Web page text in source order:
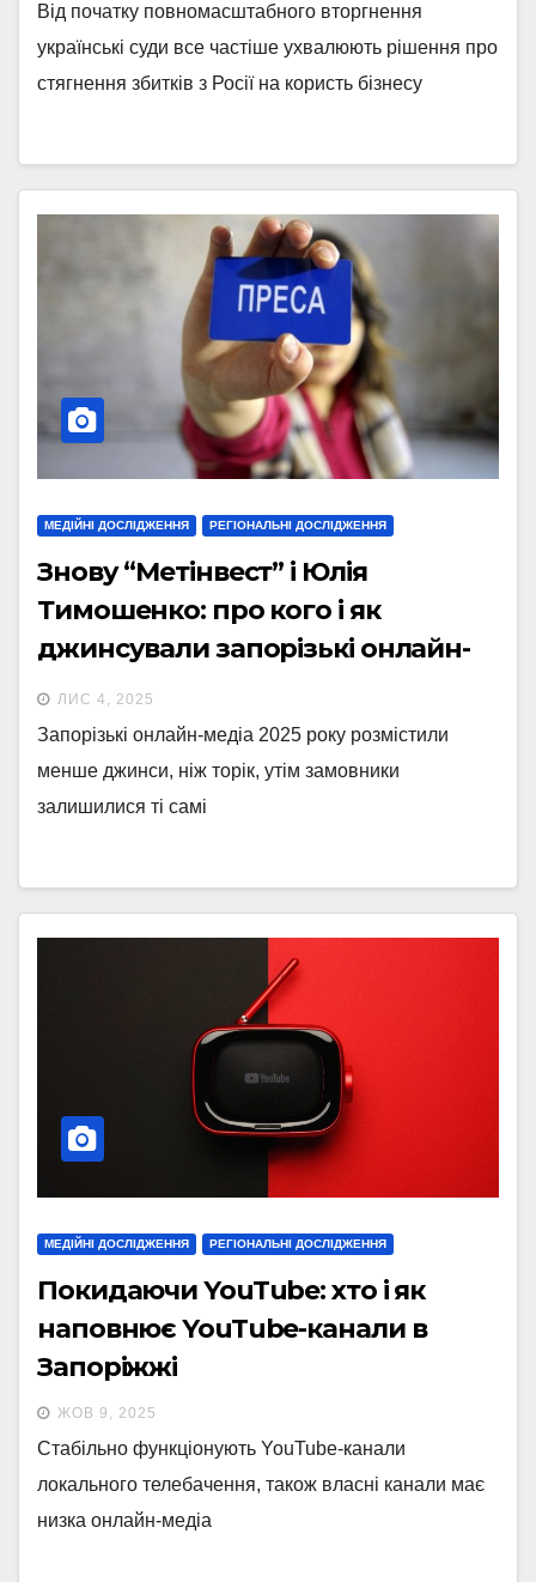
Від початку повномасштабного вторгнення
українські суди все частіше ухвалюють рішення про
стягнення збитків з Росії на користь бізнесу
МЕДІЙНІ ДОСЛІДЖЕННЯ РЕГІОНАЛЬНІ ДОСЛІДЖЕННЯ
Знову “Метінвест” і Юлія
Тимошенко: про кого і як
джинсували запорізькі онлайн-
медіа
ЛИС 4, 2025
Запорізькі онлайн-медіа 2025 року розмістили
менше джинси, ніж торік, утім замовники
залишилися ті самі
МЕДІЙНІ ДОСЛІДЖЕННЯ РЕГІОНАЛЬНІ ДОСЛІДЖЕННЯ
Покидаючи YouTube: хто і як
наповнює YouTube-канали в
Запоріжжі
ЖОВ 9, 2025
Стабільно функціонують YouTube-канали
локального телебачення, також власні канали має
низка онлайн-медіа